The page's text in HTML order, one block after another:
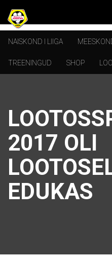
NAISKOND I LIIGA
TREENINGUD SHOP
2017 OLI
EDUKAS